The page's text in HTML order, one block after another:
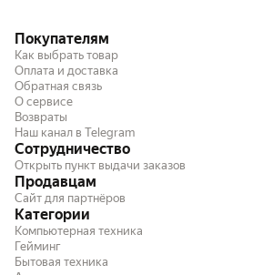
Покупателям
Как выбрать товар
Оплата и доставка
Обратная связь
О сервисе
Возвраты
Наш канал в Telegram
Сотрудничество
Открыть пункт выдачи заказов
Продавцам
Сайт для партнёров
Категории
Компьютерная техника
Гейминг
Бытовая техника